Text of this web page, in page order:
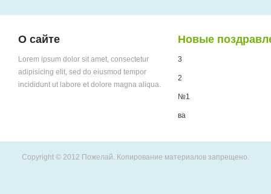
О сайте
Lorem ipsum dolor sit amet, consectetur
adipisicing elit, sed do eiusmod tempor
incididunt ut labore et dolore magna aliqua.
Новые
3
2
№1
ва
Copyright © 2012 Пожелай. Копирование материалов запрещено.